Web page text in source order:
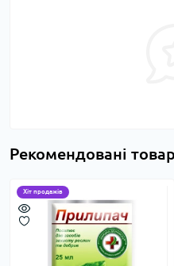
Рекомендовані
Хіт продажів